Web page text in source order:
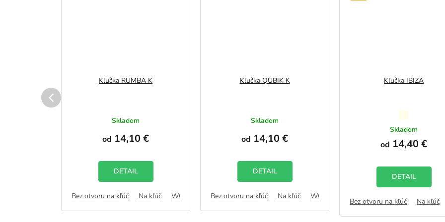
FAB
Kľučka RUMBA K
Skladom
od 14,10 €
DETAIL
Bez otvoru na kľúč Na kľúč WC zámok FAB
Kľučka QUBIK K
Skladom
od 14,10 €
DETAIL
Bez otvoru na kľúč Na kľúč WC zámok
Kľučka IBIZA
hodnotenie
produktu
je
z
5
hviezdičiek.
Skladom
od 14,40 €
DETAIL
Bez otvoru na kľúč Na kľúč